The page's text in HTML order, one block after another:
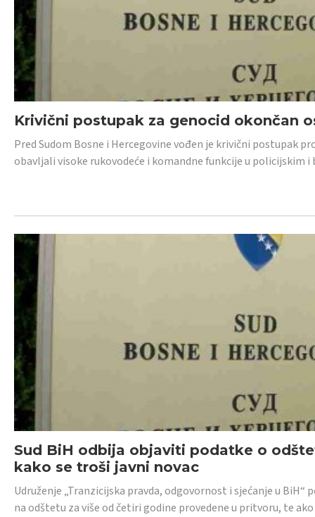
Krivični postupak za genocid okončan
Pred Sudom Bosne i Hercegovine vođen je krivični postupak
obavljali visoke rukovodeće i komandne funkcije u policijskim
Sud BiH odbija objaviti podatke o
kako se troši javni novac
Udruženje „Tranzicijska pravda, odgovornost i sjećanje u
na odštetu za više od četiri godine provedene u pritvoru, te